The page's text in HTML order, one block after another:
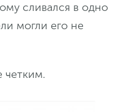
сливался в одно
могли его не
четким.